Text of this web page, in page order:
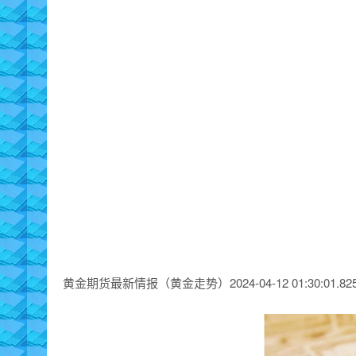
黄金期货最新情报（黄金走势）2024-04-12